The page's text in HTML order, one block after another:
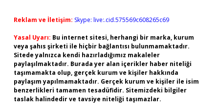
Reklam ve İletişim: Skype: live:.cid.575569c608265c69
Yasal Uyarı: Bu internet sitesi, herhangi bir marka, kurum
veya şahıs şirketi ile hiçbir bağlantısı bulunmamaktadır.
Sitede yalnızca kendi hazırladığımız makaleler
paylaşılmaktadır. Burada yer alan içerikler haber niteliği
taşımamakta olup, gerçek kurum ve kişiler hakkında
paylaşım yapılmamaktadır. Gerçek kurum ve kişiler ile isim
benzerlikleri tamamen tesadüfidir. Sitemizdeki bilgiler
taslak halindedir ve tavsiye niteliği taşımazlar.